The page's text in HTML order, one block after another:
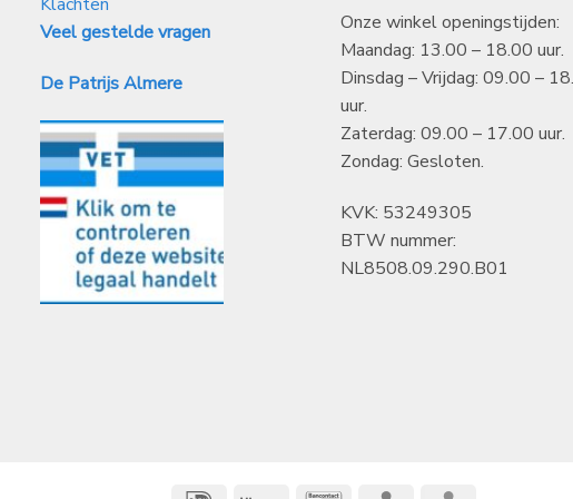
Veel gestelde vragen
De Patrijs Almere
Onze winkel openingstijden:
Maandag: 13.00 – 18.00 uur.
Dinsdag – Vrijdag: 09.00 –
uur.
Zaterdag: 09.00 – 17.00 uur.
Zondag: Gesloten.
KVK: 53249305
BTW nummer:
NL8508.09.290.B01